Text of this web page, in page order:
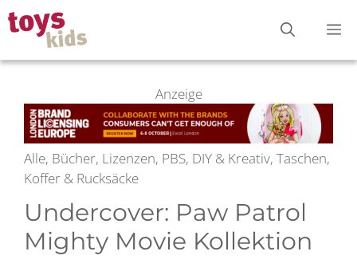
Zum
Inhalt
springen
Anzeige
Alle, Bücher, Lizenzen, PBS, DIY & Kreativ, Taschen,
Koffer & Rucksäcke
Undercover: Paw Patrol
Mighty Movie Kollektion